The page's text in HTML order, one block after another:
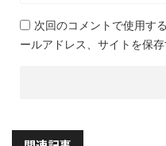
次回のコメントで使用す
ールアドレス、サイトを保存